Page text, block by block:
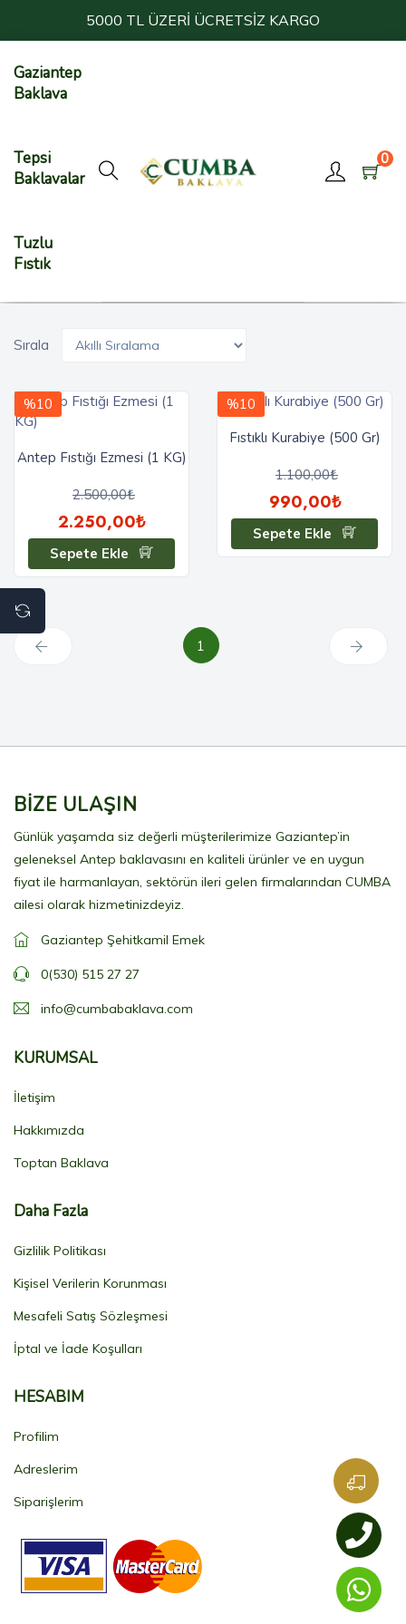
5000 TL ÜZERİ ÜCRETSİZ KARGO
Gaziantep
Baklava
Tepsi
Baklavalar
Tuzlu
Fıstık
0
Sırala
%10
Antep Fıstığı Ezmesi (1 KG)
2.500,00₺
2.250,00₺
Sepete Ekle
%10
Fıstıklı Kurabiye (500 Gr)
1.100,00₺
990,00₺
Sepete Ekle
1
BİZE ULAŞIN
Günlük yaşamda siz değerli müşterilerimize Gaziantep’in
geleneksel Antep baklavasını en kaliteli ürünler ve en uygun
fiyat ile harmanlayan, sektörün ileri gelen firmalarından CUMBA
ailesi olarak hizmetinizdeyiz.
Gaziantep Şehitkamil Emek
0(530) 515 27 27
info@cumbabaklava.com
KURUMSAL
İletişim
Hakkımızda
Toptan Baklava
Daha Fazla
Gizlilik Politikası
Kişisel Verilerin Korunması
Mesafeli Satış Sözleşmesi
İptal ve İade Koşulları
HESABIM
Profilim
Adreslerim
Siparişlerim